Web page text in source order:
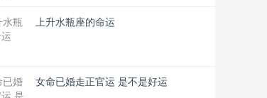
上升水瓶座的命运
女命已婚走正官运 是不是好运